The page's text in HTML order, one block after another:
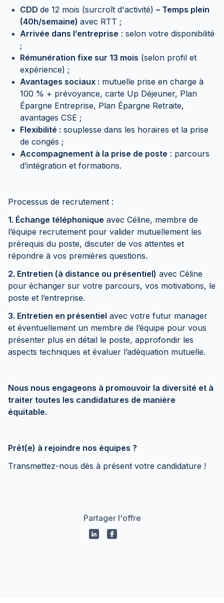
CDD de 12 mois (surcroît d'activité) – Temps plein
(40h/semaine) avec RTT ;
Arrivée dans l’entreprise : selon votre disponibilité
;
Rémunération fixe sur 13 mois (selon profil et
expérience) ;
Avantages sociaux : mutuelle prise en charge à
100 % + prévoyance, carte Up Déjeuner, Plan
Épargne Entreprise, Plan Épargne Retraite,
avantages CSE ;
Flexibilité : souplesse dans les horaires et la prise
de congés ;
Accompagnement à la prise de poste : parcours
d’intégration et formations.
Processus de recrutement :
1. Échange téléphonique avec Céline, membre de
l’équipe recrutement pour valider mutuellement les
prérequis du poste, discuter de vos attentes et
répondre à vos premières questions.
2. Entretien (à distance ou présentiel) avec Céline
pour échanger sur votre parcours, vos motivations, le
poste et l’entreprise.
3. Entretien en présentiel avec votre futur manager
et éventuellement un membre de l’équipe pour vous
présenter plus en détail le poste, approfondir les
aspects techniques et évaluer l’adéquation mutuelle.
Nous nous engageons à promouvoir la diversité et à
traiter toutes les candidatures de manière
équitable.
Prêt(e) à rejoindre nos équipes ?
Transmettez-nous dès à présent votre candidature !
Partager l'offre